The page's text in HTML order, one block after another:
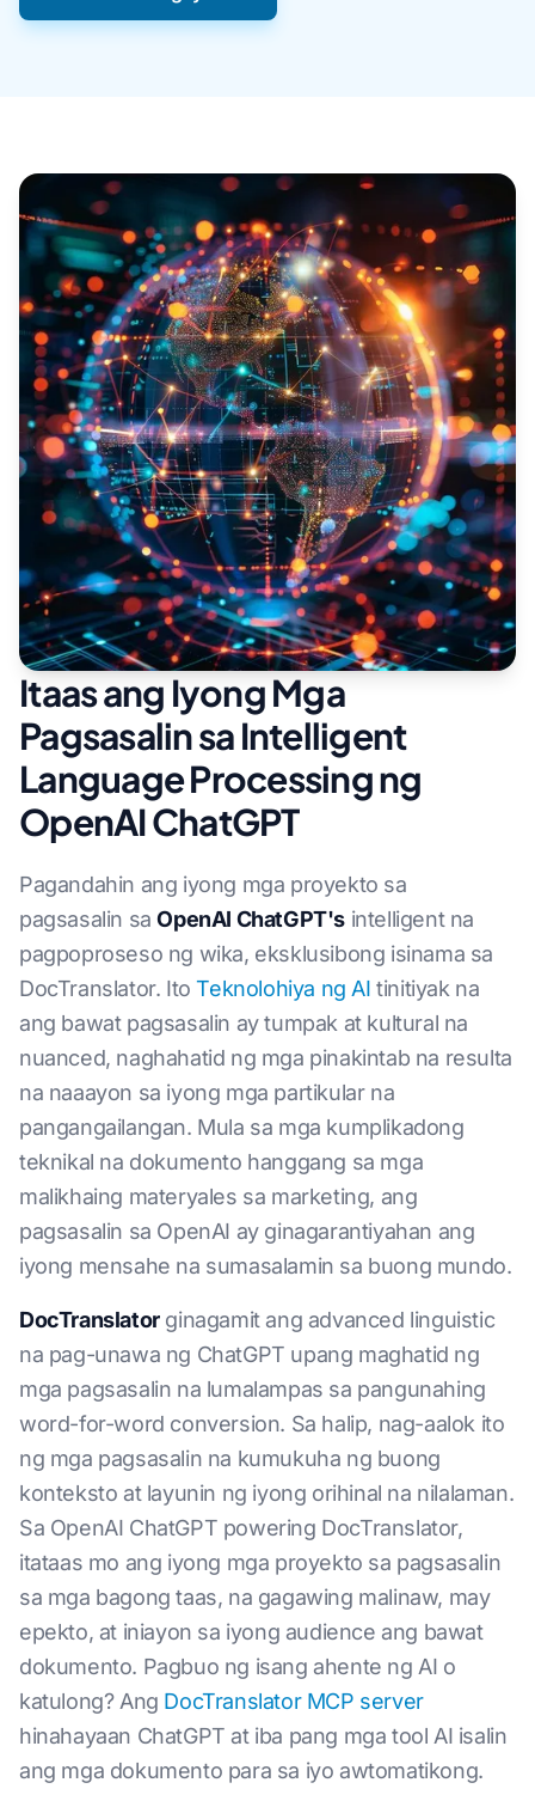
Itaas ang Iyong Mga
Pagsasalin sa Intelligent
Language Processing ng
OpenAI ChatGPT
Pagandahin ang iyong mga proyekto sa
pagsasalin saOpenAI ChatGPT's intelligent na
pagpoproseso ng wika, eksklusibong isinama sa
DocTranslator. ItoTeknolohiya ng AI tinitiyak na
ang bawat pagsasalin ay tumpak at kultural na
nuanced, naghahatid ng mga pinakintab na resulta
na naaayon sa iyong mga partikular na
pangangailangan. Mula sa mga kumplikadong
teknikal na dokumento hanggang sa mga
malikhaing materyales sa marketing, ang
pagsasalin sa OpenAI ay ginagarantiyahan ang
iyong mensahe na sumasalamin sa buong mundo.
DocTranslatorginagamit ang advanced linguistic
na pag-unawa ng ChatGPT upang maghatid ng
mga pagsasalin na lumalampas sa pangunahing
word-for-word conversion. Sa halip, nag-aalok ito
ng mga pagsasalin na kumukuha ng buong
konteksto at layunin ng iyong orihinal na nilalaman.
Sa OpenAI ChatGPT powering DocTranslator,
itataas mo ang iyong mga proyekto sa pagsasalin
sa mga bagong taas, na gagawing malinaw, may
epekto, at iniayon sa iyong audience ang bawat
dokumento. Pagbuo ng isang ahente ng AI o
katulong? Ang DocTranslator MCP server
hinahayaan ChatGPT at iba pang mga tool AI isalin
ang mga dokumento para sa iyo awtomatikong.